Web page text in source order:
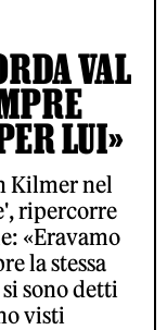
VAL
LUI»
Kilmer nel
ripercorre
«Eravamo
la stessa
sono detti
visti